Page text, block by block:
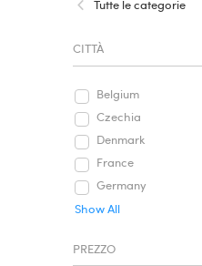
Tutte le categorie
CITTÀ
Belgium
Czechia
Denmark
France
Germany
Show All
PREZZO